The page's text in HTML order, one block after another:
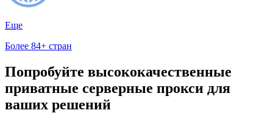
Еще
Более 84+ стран
Попробуйте высококачественные
приватные серверные прокси для
ваших решений